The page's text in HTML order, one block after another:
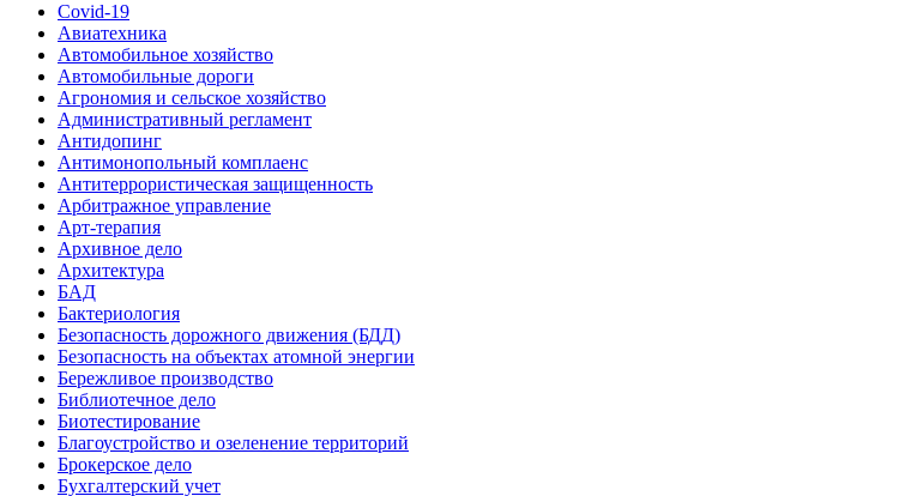
Covid-19
Авиатехника
Автомобильное хозяйство
Автомобильные дороги
Агрономия и сельское хозяйство
Административный регламент
Антидопинг
Антимонопольный комплаенс
Антитеррористическая защищенность
Арбитражное управление
Арт-терапия
Архивное дело
Архитектура
БАД
Бактериология
Безопасность дорожного движения (БДД)
Безопасность на объектах атомной энергии
Бережливое производство
Библиотечное дело
Биотестирование
Благоустройство и озеленение территорий
Брокерское дело
Бухгалтерский учет